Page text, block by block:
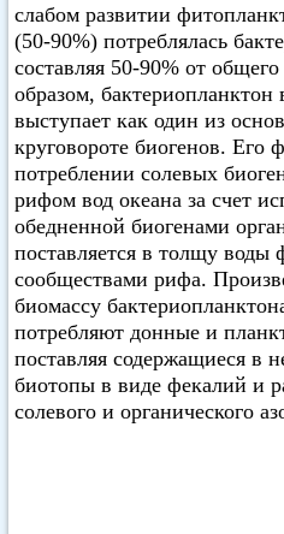
слабом развитии
(50-90%) потреблялась
составляя 50-90% от
образом,
выступает как один из
круговороте биогенов. Его
потреблении солевых
рифом вод океана за счет
обедненной биогенами
поставляется в толщу
сообществами рифа.
биомассу
потребляют донные и
поставляя содержащиеся в
биотопы в виде фекалий и
солевого и органического